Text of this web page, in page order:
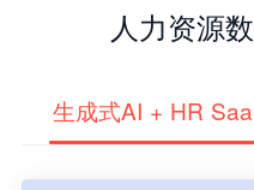
人力资源
生成式AI + HR